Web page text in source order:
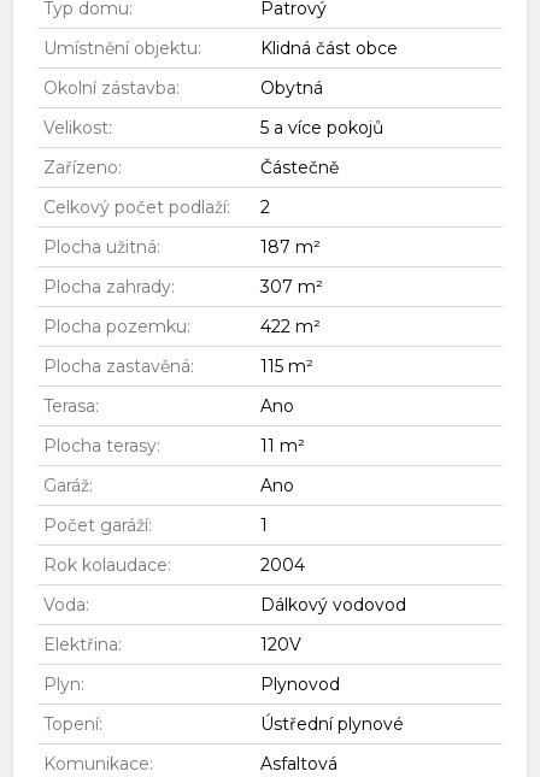
Typ domu:
Patrový
Umístnění objektu:
Klidná část obce
Okolní zástavba:
Obytná
Velikost:
5 a více pokojů
Zařízeno:
Částečně
Celkový počet podlaží:
2
Plocha užitná:
187 m²
Plocha zahrady:
307 m²
Plocha pozemku:
422 m²
Plocha zastavěná:
115 m²
Terasa:
Ano
Plocha terasy:
11 m²
Garáž:
Ano
Počet garáží:
1
Rok kolaudace:
2004
Voda:
Dálkový vodovod
Elektřina:
120V
Plyn:
Plynovod
Topení:
Ústřední plynové
Komunikace:
Asfaltová